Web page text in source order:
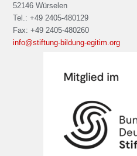
52146 Würselen
Tel.: +49 2405-480129
Fax: +49 2405-480260
info@stiftung-bildung-egitim.org